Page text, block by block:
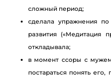
сложный период;
сделала упражнения
развития («Медитация
откладывала;
в момент ссоры с
постараться понять